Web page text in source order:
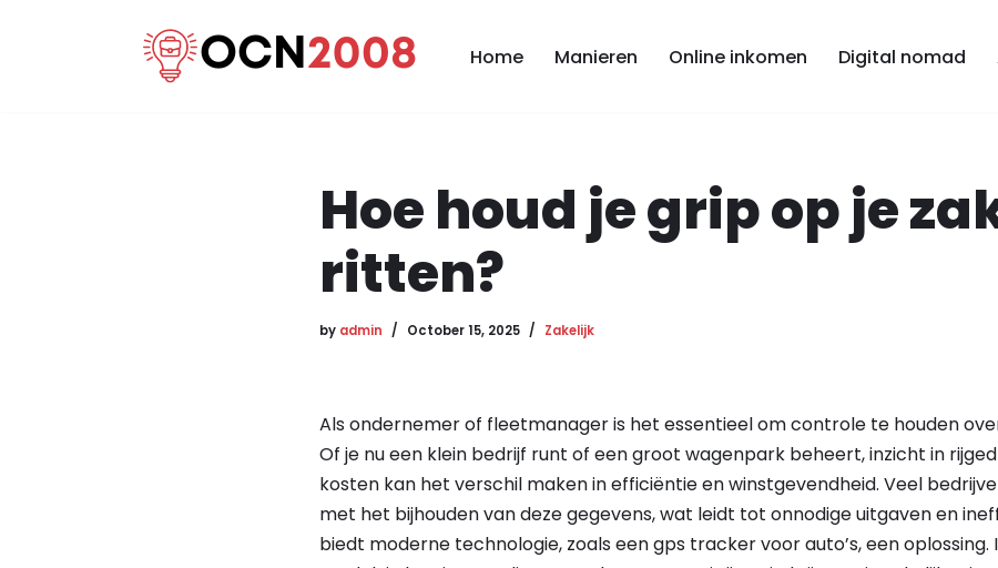
Home Manieren Online inkomen Digital nomad
Hoe houd je grip op je
ritten?
by admin October 15, 2025 Zakelijk
Als ondernemer of fleetmanager is het essentieel om controle te houden
Of je nu een klein bedrijf runt of een groot wagenpark beheert, inzicht in
kosten kan het verschil maken in efficiëntie en winstgevendheid. Veel
met het bijhouden van deze gegevens, wat leidt tot onnodige uitgaven en
biedt moderne technologie, zoals een gps tracker voor auto’s, een oplossing.